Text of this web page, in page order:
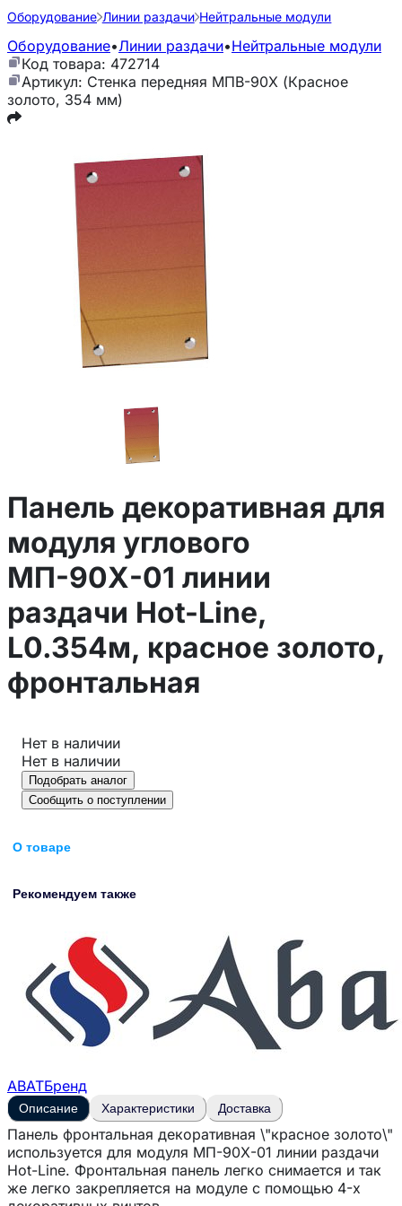
Оборудование Линии раздачи Нейтральные модули
Оборудование•Линии раздачи•Нейтральные модули
Код товара: 472714
Артикул: Стенка передняя МПВ-90Х (Красное
золото, 354 мм)
Панель декоративная для
модуля углового
МП-90Х-01 линии
раздачи Hot-Line,
L0.354м, красное золото,
фронтальная
Нет в наличии
Нет в наличии
Подобрать аналог
Сообщить о поступлении
О товаре
Рекомендуем также
ABATБренд
Описание Характеристики Доставка
Панель фронтальная декоративная \"красное золото\"
используется для модуля МП-90Х-01 линии раздачи
Hot-Line. Фронтальная панель легко снимается и так
же легко закрепляется на модуле с помощью 4-х